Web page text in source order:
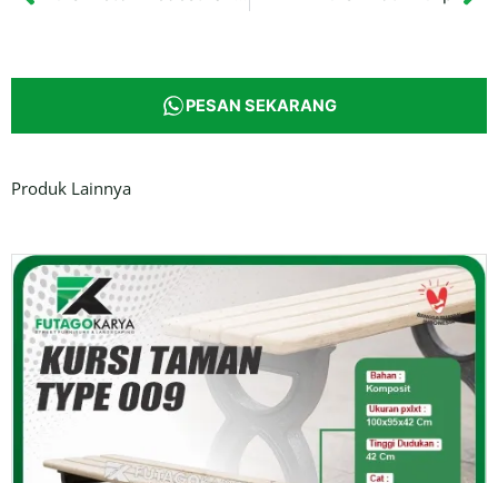
PESAN SEKARANG
Produk Lainnya